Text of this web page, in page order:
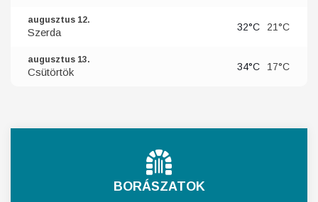
augusztus 12.
Szerda 32°C 21°C
augusztus 13.
Csütörtök 34°C 17°C
BORÁSZATOK